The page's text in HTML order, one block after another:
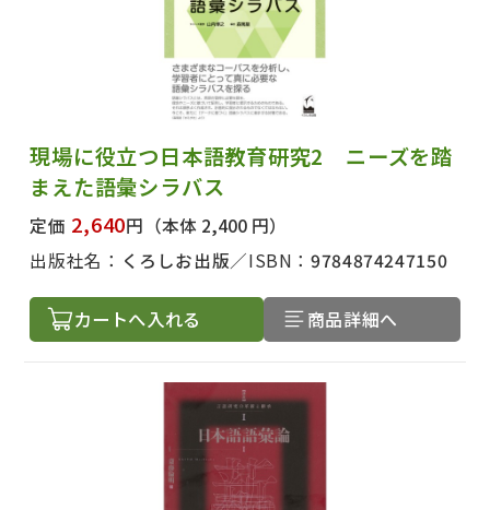
現場に役立つ日本語教育研究2 ニーズを踏
まえた語彙シラバス
定価 2,640円 （本体 2,400 円）
出版社名： くろしお出版 ISBN：9784874247150
カートへ入れる 商品詳細へ